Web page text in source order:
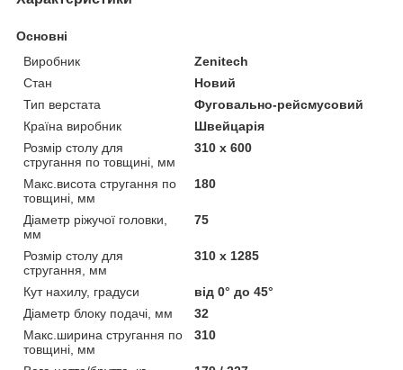
Основні
Виробник
Zenitech
Стан
Новий
Тип верстата
Фуговально-рейсмусовий
Країна виробник
Швейцарія
Розмір столу для
стругання по товщині, мм
310 x 600
Макс.висота стругання по
товщині, мм
180
Діаметр ріжучої головки,
мм
75
Розмір столу для
стругання, мм
310 x 1285
Кут нахилу, градуси
від 0° до 45°
Діаметр блоку подачі, мм
32
Макс.ширина стругання по
товщині, мм
310